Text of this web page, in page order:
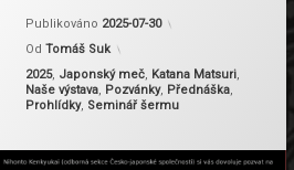
Publikováno 2025-07-30
OdTomáš Suk
Kategorie:
2025, Japonský meč, Katana Matsuri,
Naše výstava, Pozvánky, Přednáška,
Prohlídky, Seminář šermu